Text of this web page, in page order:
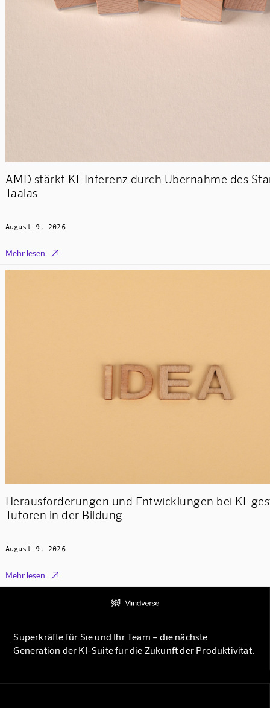
AMD stärkt KI-Inferenz durch Übernahme des
Taalas
August 9, 2026
Mehr lesen 
Herausforderungen und Entwicklungen bei KI-
Tutoren in der Bildung
August 9, 2026
Mehr lesen 
Superkräfte für Sie und Ihr Team – die nächste
Generation der KI-Suite für die Zukunft der Produktivität.